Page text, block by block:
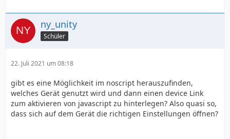
ny_unity
Schüler
22. Juli 2021 um 08:18
gibt es eine Möglichkeit im noscript herauszufinden,
welches Gerät genutzt wird und dann einen device Link
zum aktivieren von javascript zu hinterlegen? Also quasi so,
dass sich auf dem Gerät die richtigen Einstellungen öffnen?